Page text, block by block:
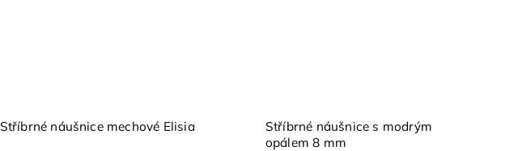
Stříbrné náušnice mechové Elisia
Stříbrné náušnice s modrým
opálem 8 mm